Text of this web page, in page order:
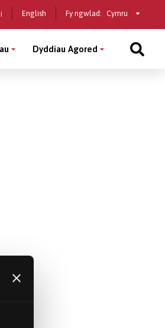
English Fy ngwlad: Select
country
Dyddiau Agored